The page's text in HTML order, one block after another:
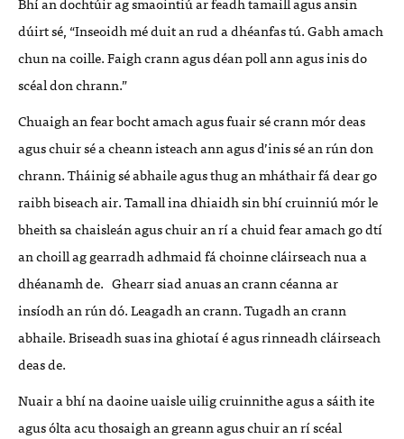
dúirt sé, “Inseoidh mé duit an rud a dhéanfas tú. Gabh amach
chun na coille. Faigh crann agus déan poll ann agus inis do
scéal don chrann.”
Chuaigh an fear bocht amach agus fuair sé crann mór deas
agus chuir sé a cheann isteach ann agus d’inis sé an rún don
chrann. Tháinig sé abhaile agus thug an mháthair fá dear go
raibh biseach air. Tamall ina dhiaidh sin bhí cruinniú mór le
bheith sa chaisleán agus chuir an rí a chuid fear amach go dtí
an choill ag gearradh adhmaid fá choinne cláirseach nua a
dhéanamh de. Ghearr siad anuas an crann céanna ar
insíodh an rún dó. Leagadh an crann. Tugadh an crann
abhaile. Briseadh suas ina ghiotaí é agus rinneadh cláirseach
deas de.
Nuair a bhí na daoine uaisle uilig cruinnithe agus a sáith ite
agus ólta acu thosaigh an greann agus chuir an rí scéal